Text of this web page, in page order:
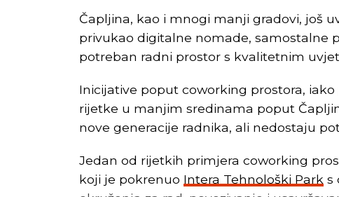
Čapljina, kao i mnogi manji gradovi, još
privukao digitalne nomade, samostalne
potreban radni prostor s kvalitetnim
Inicijative poput coworking prostora,
rijetke u manjim sredinama poput
nove generacije radnika, ali nedostaju
Jedan od rijetkih primjera coworking
koji je pokrenuo Intera Tehnološki Park s